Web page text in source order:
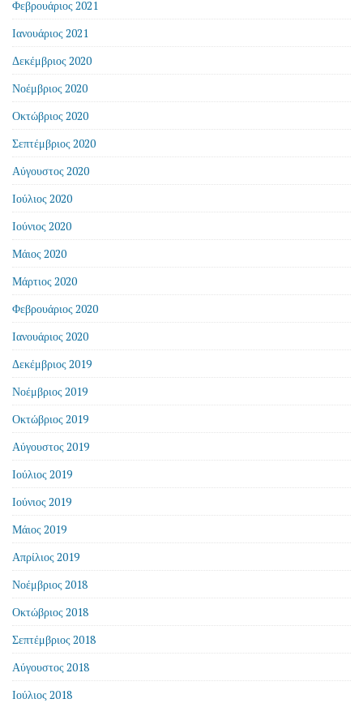
Φεβρουάριος 2021
Ιανουάριος 2021
Δεκέμβριος 2020
Νοέμβριος 2020
Οκτώβριος 2020
Σεπτέμβριος 2020
Αύγουστος 2020
Ιούλιος 2020
Ιούνιος 2020
Μάιος 2020
Μάρτιος 2020
Φεβρουάριος 2020
Ιανουάριος 2020
Δεκέμβριος 2019
Νοέμβριος 2019
Οκτώβριος 2019
Αύγουστος 2019
Ιούλιος 2019
Ιούνιος 2019
Μάιος 2019
Απρίλιος 2019
Νοέμβριος 2018
Οκτώβριος 2018
Σεπτέμβριος 2018
Αύγουστος 2018
Ιούλιος 2018